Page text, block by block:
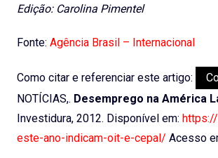
Edição: Carolina Pimentel
Fonte: Agência Brasil – Internacional
Como citar e referenciar este artigo:
NOTÍCIAS,. Desemprego na América
Investidura, 2012. Disponível em:
este-ano-indicam-oit-e-cepal/ Acesso